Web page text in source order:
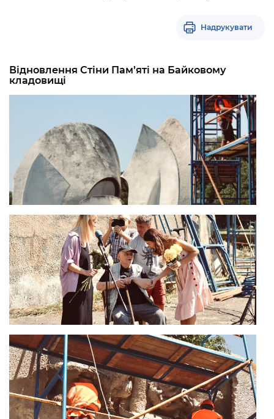
Надрукувати
Відновлення Стіни Пам’яті на Байковому
кладовищі